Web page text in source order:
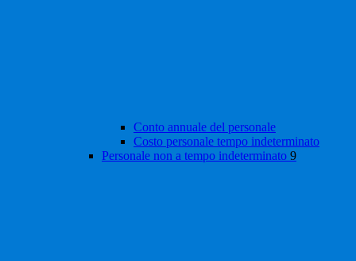
Conto annuale del personale
Costo personale tempo indeterminato
Personale non a tempo indeterminato 9